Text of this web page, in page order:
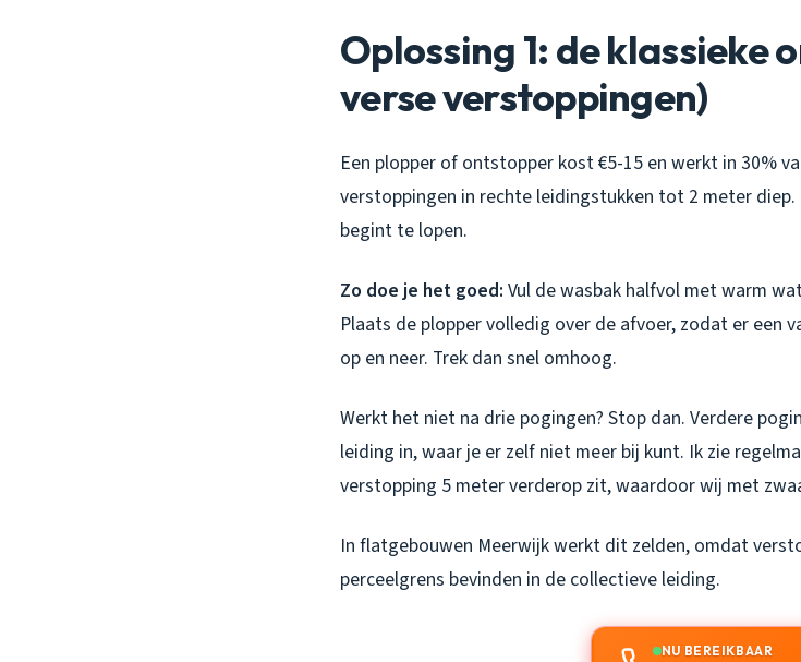
Oplossing 1: de klassieke
verse verstoppingen)
Een plopper of ontstopper kost €5-15 en werkt in 30%
verstoppingen in rechte leidingstukken tot 2 meter
begint te lopen.
Zo doe je het goed: Vul de wasbak halfvol met warm
Plaats de plopper volledig over de afvoer, zodat er een
op en neer. Trek dan snel omhoog.
Werkt het niet na drie pogingen? Stop dan. Verdere
leiding in, waar je er zelf niet meer bij kunt. Ik zie
verstopping 5 meter verderop zit, waardoor wij met
In flatgebouwen Meerwijk werkt dit zelden, omdat
perceelgrens bevinden in de collectieve leiding.
NU BEREIKBAAR